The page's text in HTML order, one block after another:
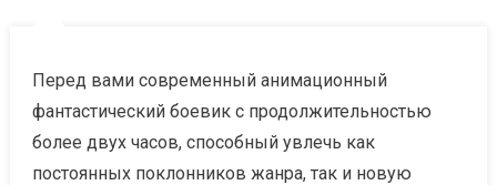
Перед вами современный анимационный
фантастический боевик с продолжительностью
более двух часов, способный увлечь как
постоянных поклонников жанра, так и новую